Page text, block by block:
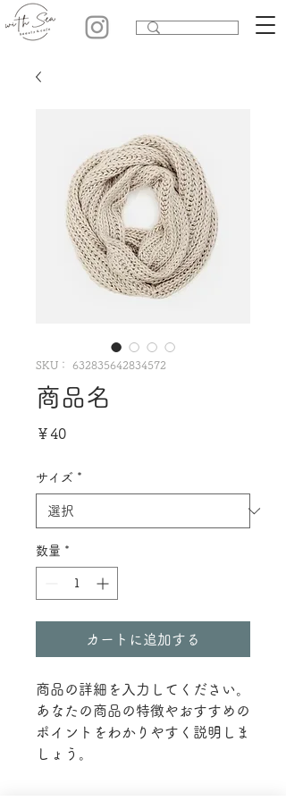
SKU： 632835642834572
商品名
￥40価
サイズ *
数量 *
カートに追加する
商品の詳細を入力してください。
あなたの商品の特徴やおすすめの
ポイントをわかりやすく説明しま
しょう。